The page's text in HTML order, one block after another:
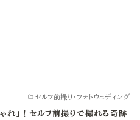
セルフ前撮り・フォトウェディング
れ」！セルフ前撮りで撮れる奇跡